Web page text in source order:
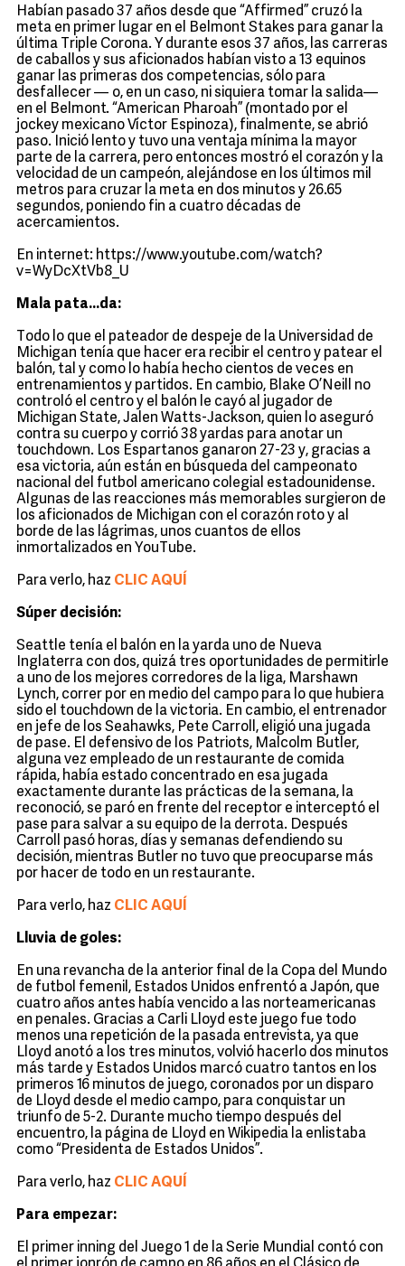
Habían pasado 37 años desde que “Affirmed” cruzó la
meta en primer lugar en el Belmont Stakes para ganar la
última Triple Corona. Y durante esos 37 años, las carreras
de caballos y sus aficionados habían visto a 13 equinos
ganar las primeras dos competencias, sólo para
desfallecer — o, en un caso, ni siquiera tomar la salida—
en el Belmont. “American Pharoah” (montado por el
jockey mexicano Víctor Espinoza), finalmente, se abrió
paso. Inició lento y tuvo una ventaja mínima la mayor
parte de la carrera, pero entonces mostró el corazón y la
velocidad de un campeón, alejándose en los últimos mil
metros para cruzar la meta en dos minutos y 26.65
segundos, poniendo fin a cuatro décadas de
acercamientos.
En internet: https://www.youtube.com/watch?
v=WyDcXtVb8_U
Mala pata…da:
Todo lo que el pateador de despeje de la Universidad de
Michigan tenía que hacer era recibir el centro y patear el
balón, tal y como lo había hecho cientos de veces en
entrenamientos y partidos. En cambio, Blake O’Neill no
controló el centro y el balón le cayó al jugador de
Michigan State, Jalen Watts-Jackson, quien lo aseguró
contra su cuerpo y corrió 38 yardas para anotar un
touchdown. Los Espartanos ganaron 27-23 y, gracias a
esa victoria, aún están en búsqueda del campeonato
nacional del futbol americano colegial estadounidense.
Algunas de las reacciones más memorables surgieron de
los aficionados de Michigan con el corazón roto y al
borde de las lágrimas, unos cuantos de ellos
inmortalizados en YouTube.
Para verlo, haz CLIC AQUÍ
Súper decisión:
Seattle tenía el balón en la yarda uno de Nueva
Inglaterra con dos, quizá tres oportunidades de permitirle
a uno de los mejores corredores de la liga, Marshawn
Lynch, correr por en medio del campo para lo que hubiera
sido el touchdown de la victoria. En cambio, el entrenador
en jefe de los Seahawks, Pete Carroll, eligió una jugada
de pase. El defensivo de los Patriots, Malcolm Butler,
alguna vez empleado de un restaurante de comida
rápida, había estado concentrado en esa jugada
exactamente durante las prácticas de la semana, la
reconoció, se paró en frente del receptor e interceptó el
pase para salvar a su equipo de la derrota. Después
Carroll pasó horas, días y semanas defendiendo su
decisión, mientras Butler no tuvo que preocuparse más
por hacer de todo en un restaurante.
Para verlo, haz CLIC AQUÍ
Lluvia de goles:
En una revancha de la anterior final de la Copa del Mundo
de futbol femenil, Estados Unidos enfrentó a Japón, que
cuatro años antes había vencido a las norteamericanas
en penales. Gracias a Carli Lloyd este juego fue todo
menos una repetición de la pasada entrevista, ya que
Lloyd anotó a los tres minutos, volvió hacerlo dos minutos
más tarde y Estados Unidos marcó cuatro tantos en los
primeros 16 minutos de juego, coronados por un disparo
de Lloyd desde el medio campo, para conquistar un
triunfo de 5-2. Durante mucho tiempo después del
encuentro, la página de Lloyd en Wikipedia la enlistaba
como “Presidenta de Estados Unidos”.
Para verlo, haz CLIC AQUÍ
Para empezar:
El primer inning del Juego 1 de la Serie Mundial contó con